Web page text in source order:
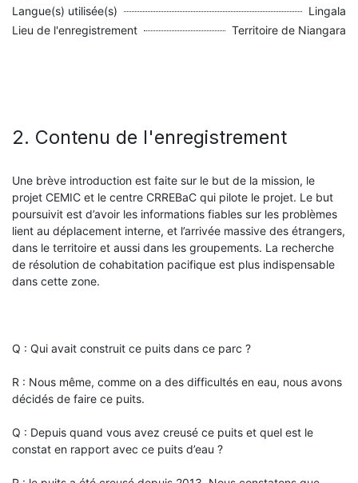
Langue(s) utilisée(s)
Lingala
Lieu de l'enregistrement
Territoire de Niangara
2. Contenu de l'enregistrement
Une brève introduction est faite sur le but de la mission, le
projet CEMIC et le centre CRREBaC qui pilote le projet. Le but
poursuivit est d’avoir les informations fiables sur les problèmes
lient au déplacement interne, et l’arrivée massive des étrangers,
dans le territoire et aussi dans les groupements. La recherche
de résolution de cohabitation pacifique est plus indispensable
dans cette zone.
Q : Qui avait construit ce puits dans ce parc ?
R : Nous même, comme on a des difficultés en eau, nous avons
décidés de faire ce puits.
Q : Depuis quand vous avez creusé ce puits et quel est le
constat en rapport avec ce puits d’eau ?